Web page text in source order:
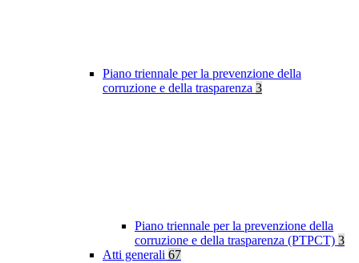
Piano triennale per la prevenzione della
corruzione e della trasparenza 3
Piano triennale per la prevenzione della
corruzione e della trasparenza (PTPCT) 3
Atti generali 67